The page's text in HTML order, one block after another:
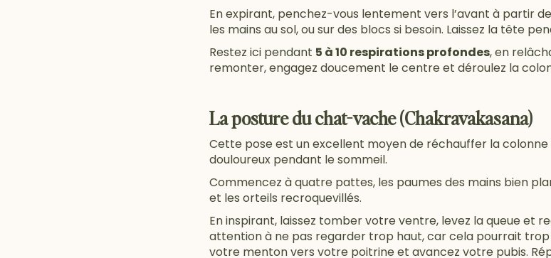
En expirant, penchez-vous lentement vers l’avant à partir
les mains au sol, ou sur des blocs si besoin. Laissez la tête
Restez ici pendant 5 à 10 respirations profondes, en
remonter, engagez doucement le centre et déroulez la
La posture du chat-vache (Chakravakasana)
Cette pose est un excellent moyen de réchauffer la
douloureux pendant le sommeil.
Commencez à quatre pattes, les paumes des mains bien
et les orteils recroquevillés.
En inspirant, laissez tomber votre ventre, levez la queue et
attention à ne pas regarder trop haut, car cela pourrait
votre menton vers votre poitrine et avancez votre pubis.